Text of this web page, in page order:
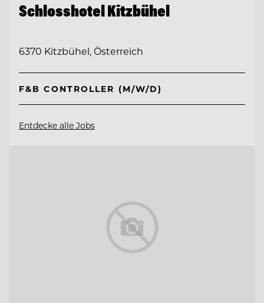
Schlosshotel Kitzbühel
6370 Kitzbühel, Österreich
F&B CONTROLLER (M/W/D)
Entdecke alle Jobs